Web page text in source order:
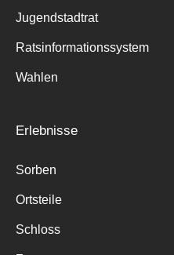
Jugendstadtrat
Ratsinformationssystem
Wahlen
Erlebnisse
Sorben
Ortsteile
Schloss